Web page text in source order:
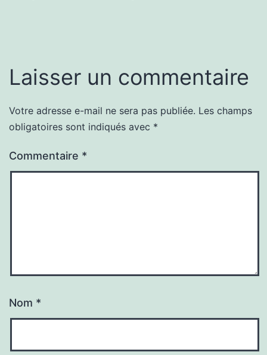
Laisser un commentaire
Votre adresse e-mail ne sera pas publiée. Les champs
obligatoires sont indiqués avec *
Commentaire *
Nom *